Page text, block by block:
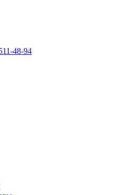
48-94